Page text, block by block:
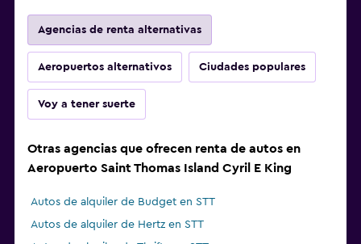
Agencias de renta alternativas
Aeropuertos alternativos Ciudades populares
Voy a tener suerte
Otras agencias que ofrecen renta de autos en
Aeropuerto Saint Thomas Island Cyril E King
Autos de alquiler de Budget en STT
Autos de alquiler de Hertz en STT